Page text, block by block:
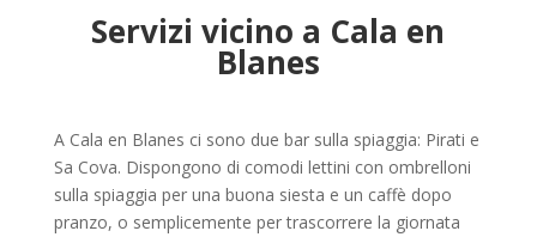
Servizi vicino a Cala en
Blanes
A Cala en Blanes ci sono due bar sulla spiaggia: Pirati e
Sa Cova. Dispongono di comodi lettini con ombrelloni
sulla spiaggia per una buona siesta e un caffè dopo
pranzo, o semplicemente per trascorrere la giornata